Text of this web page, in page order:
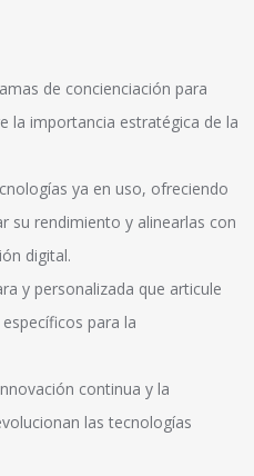
de concienciación para
la importancia estratégica de la
ya en uso, ofreciendo
su rendimiento y alinearlas con
digital.
y personalizada que articule
para la
continua y la
las tecnologías